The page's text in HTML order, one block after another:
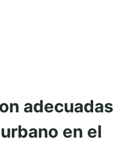
adecuadas
en el